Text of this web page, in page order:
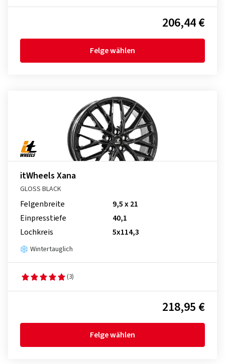
206,44 €
Felge wählen
itWheels Xana
GLOSS BLACK
Felgenbreite
9,5 x 21
Einpresstiefe
40,1
Lochkreis
5x114,3
Wintertauglich
(3)
218,95 €
Felge wählen